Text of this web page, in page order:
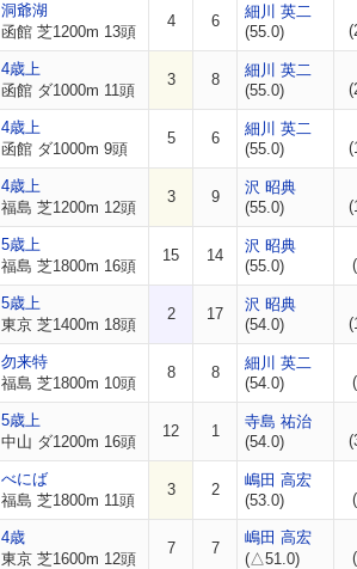
洞爺湖
函館 芝1200m 13頭
4 6
細川 英二
(55.0)
4歳上
函館 ダ1000m 11頭
3 8
細川 英二
(55.0)
4歳上
函館 ダ1000m 9頭
5 6
細川 英二
(55.0)
4歳上
福島 芝1200m 12頭
3 9
沢 昭典
(55.0)
5歳上
福島 芝1800m 16頭
15 14
沢 昭典
(55.0)
5歳上
東京 芝1400m 18頭
2 17
沢 昭典
(54.0)
勿来特
福島 芝1800m 10頭
8 8
細川 英二
(54.0)
5歳上
中山 ダ1200m 16頭
12 1
寺島 祐治
(54.0)
べにば
福島 芝1800m 11頭
3 2
嶋田 高宏
(53.0)
4歳
東京 芝1600m 12頭
7 7
嶋田 高宏
(△51.0)